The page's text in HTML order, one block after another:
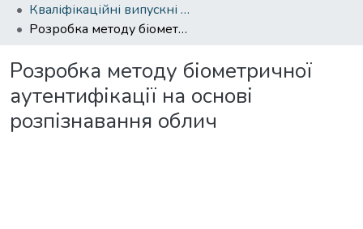
Кваліфікаційні випускні роботи бакалаврів. Навчально-науковий інститут комп'ютерних наук та штучного інтелекту
Розробка методу біометричної аутентифікації на основі розпізнавання облич
Розробка методу біометричної
аутентифікації на основі
розпізнавання облич